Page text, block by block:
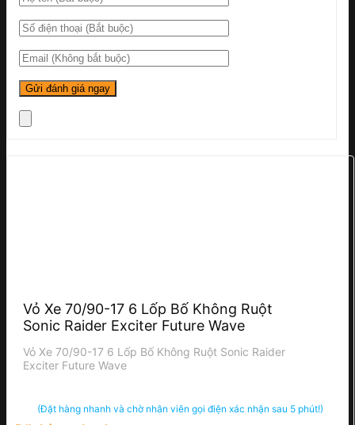
Vỏ Xe 70/90-17 6 Lốp Bố Không Ruột
Sonic Raider Exciter Future Wave
Vỏ Xe 70/90-17 6 Lốp Bố Không Ruột Sonic Raider
Exciter Future Wave
(Đặt hàng nhanh và chờ nhân viên gọi điện xác nhận sau 5 phút!)